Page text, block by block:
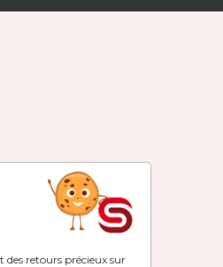
des retours précieux sur